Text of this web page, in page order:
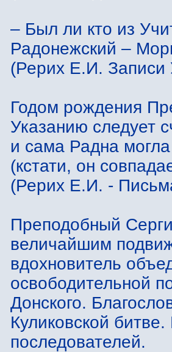
– Был ли кто из
Радонежский –
(Рерих Е.И.
Годом рождения
Указанию следует
и сама Радна могла
(кстати, он
(Рерих Е.И. -
Преподобный
величайшим
вдохновитель
освободительной
Донского.
Куликовской
последователей.